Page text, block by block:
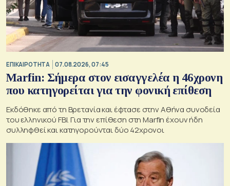
ΕΠΙΚΑΙΡΟΤΗΤΑ 07.08.2026, 07:45
Marfin: Σήμερα στον εισαγγελέα η 46χρονη
που κατηγορείται για την φονική επίθεση
Εκδόθηκε από τη Βρετανία και έφτασε στην Αθήνα συνοδεία
του ελληνικού FBI. Για την επίθεση στη Marfin έχουν ήδη
συλληφθεί και κατηγορούνται δύο 42χρονοι